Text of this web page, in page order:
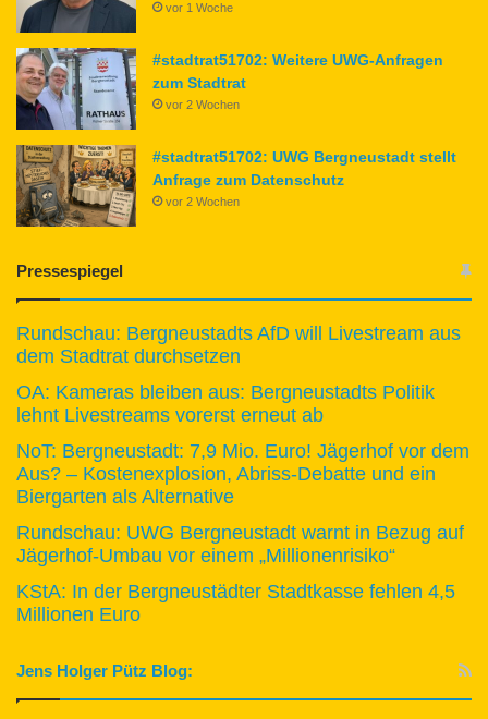
vor 1 Woche
#stadtrat51702: Weitere UWG-Anfragen
zum Stadtrat
vor 2 Wochen
#stadtrat51702: UWG Bergneustadt stellt
Anfrage zum Datenschutz
vor 2 Wochen
Pressespiegel
Rundschau: Bergneustadts AfD will Livestream aus
dem Stadtrat durchsetzen
OA: Kameras bleiben aus: Bergneustadts Politik
lehnt Livestreams vorerst erneut ab
NoT: Bergneustadt: 7,9 Mio. Euro! Jägerhof vor dem
Aus? – Kostenexplosion, Abriss-Debatte und ein
Biergarten als Alternative
Rundschau: UWG Bergneustadt warnt in Bezug auf
Jägerhof-Umbau vor einem „Millionenrisiko“
KStA: In der Bergneustädter Stadtkasse fehlen 4,5
Millionen Euro
Jens Holger Pütz Blog: